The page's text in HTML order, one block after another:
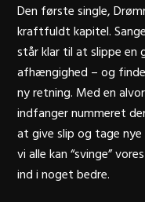
Den første single,
kraftfuldt kapitel.
står klar til at slippe en
afhængighed – og
ny retning. Med en
indfanger nummeret
at give slip og tage
vi alle kan “svinge”
ind i noget bedre.